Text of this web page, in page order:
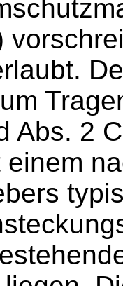
Abs. 2